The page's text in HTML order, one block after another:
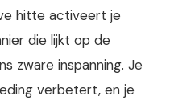
hitte activeert je
die lijkt op de
zware inspanning. Je
verbetert, en je